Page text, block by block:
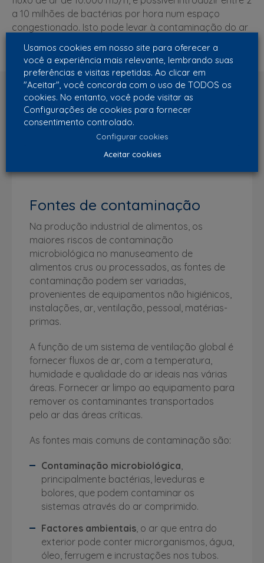
a 10 milhões de bactérias por hora num espaço
congestionado. Isto pode levar à contaminação do ar
Fontes de contaminação
Na produção industrial de alimentos, os
maiores riscos de contaminação
microbiológica no manuseamento de
alimentos crus ou processados, as fontes de
contaminação podem ser variadas,
provenientes de equipamentos não higiénicos,
instalações, ar, ventilação, pessoal, matérias-
primas.
A função de um sistema de ventilação global é
fornecer fluxos de ar, com a temperatura,
humidade e qualidade do ar ideais nas várias
áreas. Fornecer ar limpo ao equipamento para
remover os contaminantes transportados
pelo ar das áreas críticas.
As fontes mais comuns de contaminação são:
Contaminação microbiológica,
principalmente bactérias, leveduras e
bolores, que podem contaminar os
sistemas através do ar comprimido.
Factores ambientais, o ar que entra do
exterior pode conter microrganismos, água,
óleo, ferrugem e incrustações nos tubos.
Usamos cookies em nosso site para oferecer a
você a experiência mais relevante, lembrando suas
preferências e visitas repetidas. Ao clicar em
"Aceitar", você concorda com o uso de TODOS os
cookies. No entanto, você pode visitar as
Configurações de cookies para fornecer
consentimento controlado.
Configurar cookies
Aceitar cookies